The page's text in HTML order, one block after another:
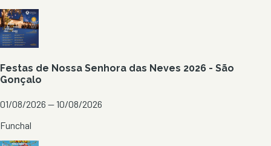
Festas de Nossa Senhora das Neves 2026 - São
Gonçalo
01/08/2026 — 10/08/2026
Funchal